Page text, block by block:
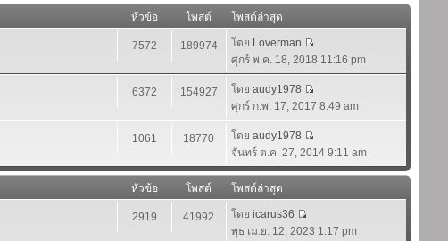
หัวข้อ โพสต์
โพสต์ล่าสุด
7572 189974 โดย Loverman
ศุกร์ พ.ค. 18, 2018 11:16 pm
6372 154927 โดย audy1978
ศุกร์ ก.พ. 17, 2017 8:49 am
1061 18770 โดย audy1978
จันทร์ ต.ค. 27, 2014 9:11 am
หัวข้อ โพสต์
โพสต์ล่าสุด
2919 41992 โดย icarus36
พุธ เม.ย. 12, 2023 1:17 pm